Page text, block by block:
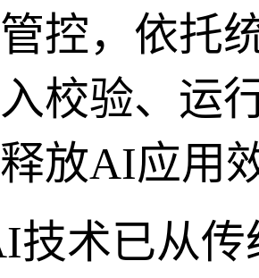
控，依托
校验、运
放AI应用
技术已从